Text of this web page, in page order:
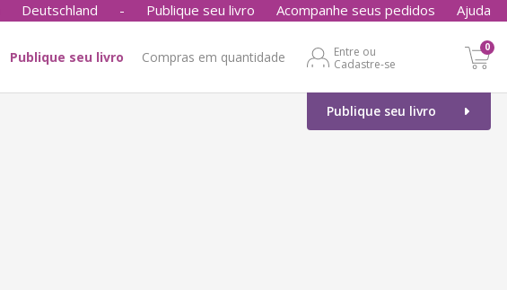
Deutschland - Publique seu livro Acompanhe seus pedidos Ajuda
Publique seu livro Compras em quantidade
Entre ou
Cadastre-se
0
Publique seu livro